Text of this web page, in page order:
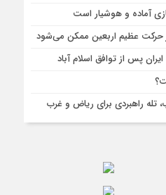
آماده و هوشیار است
حرکت عظیم اربعین ممکن می‌شود
تله راهبردی برای ریاض و غرب